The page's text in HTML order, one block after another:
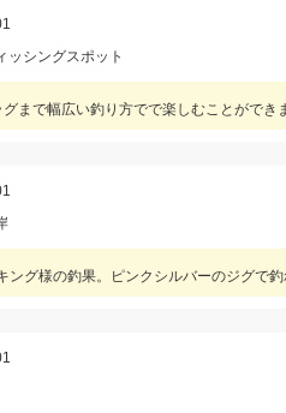
ッシングスポット
まで幅広い釣り方でで楽しむことができ
ング様の釣果。ピンクシルバーのジグで釣